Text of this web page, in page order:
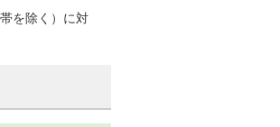
を除く）に対